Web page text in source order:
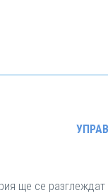
ще се